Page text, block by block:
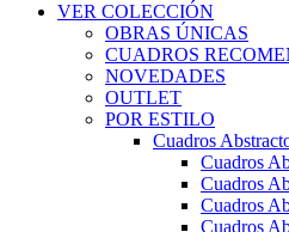
VER COLECCIÓN
OBRAS ÚNICAS
CUADROS
NOVEDADES
OUTLET
POR ESTILO
Cuadros
Cuadros
Cuadros
Cuadros
Cuadros